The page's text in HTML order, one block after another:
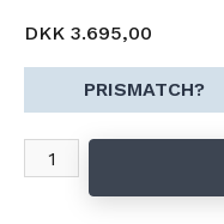
Feks. 60 sømme, 7.mm
DKK 3.695,00
PRISMATCH?